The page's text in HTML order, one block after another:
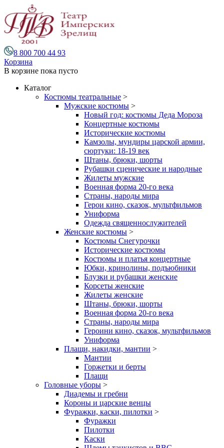
8 800 700 44 93
Корзина
В корзине пока пусто
Каталог
Костюмы театральные >
Мужские костюмы >
Новый год: костюмы Деда Мороза
Концертные костюмы
Исторические костюмы
Камзолы, мундиры царской армии,
сюртуки: 18-19 век
Штаны, брюки, шорты
Рубашки сценические и народные
Жилеты мужские
Военная форма 20-го века
Страны, народы мира
Герои кино, сказок, мультфильмов
Униформа
Одежда священнослужителей
Женские костюмы >
Костюмы Снегурочки
Исторические костюмы
Костюмы и платья концертные
Юбки, кринолины, подъюбники
Блузки и рубашки женские
Корсеты женские
Жилеты женские
Штаны, брюки, шорты
Военная форма 20-го века
Страны, народы мира
Героини кино, сказок, мультфильмов
Униформа
Плащи, накидки, мантии >
Мантии
Горжетки и берты
Плащи
Головные уборы >
Диадемы и гребни
Короны и царские венцы
Фуражки, каски, пилотки >
Фуражки
Пилотки
Каски